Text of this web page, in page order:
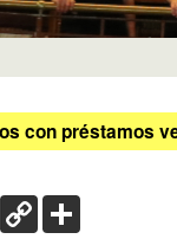
con préstamos
X Copy
Link